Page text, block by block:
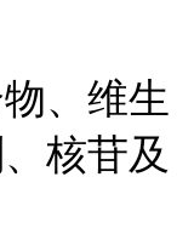
、维生
核苷及